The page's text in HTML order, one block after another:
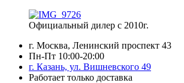
Официальный дилер с 2010г.
г. Москва, Ленинский проспект 43
Пн-Пт 10:00-20:00
г. Казань, ул. Вишневского 49
Работает только доставка